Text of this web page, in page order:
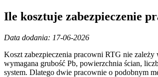
Ile kosztuje zabezpieczenie
Data dodania: 17-06-2026
Koszt zabezpieczenia pracowni RTG nie zależy
wymagana grubość Pb, powierzchnia ścian,
system. Dlatego dwie pracownie o podobnym